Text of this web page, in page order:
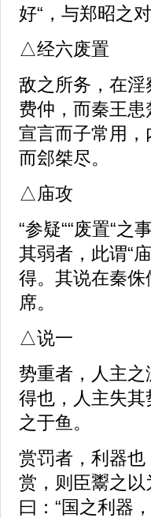
好“，与郑昭之对
△经六废置
敌之所务，在
费仲，而秦王
宣言而子常用
而郐桀尽。
△庙攻
“参疑““废置“
其弱者，此谓“
得。其说在秦
席。
△说一
势重者，人主
得也，人主失
之于鱼。
赏罚者，利器
赏，则臣鬻之
曰：“国之利器